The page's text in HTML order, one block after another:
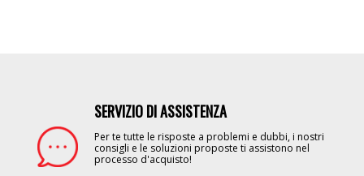
SERVIZIO DI ASSISTENZA
Per te tutte le risposte a problemi e dubbi, i nostri
consigli e le soluzioni proposte ti assistono nel
processo d'acquisto!